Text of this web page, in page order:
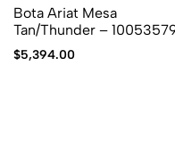
Bota Ariat Mesa
Tan/Thunder –
$5,394.00